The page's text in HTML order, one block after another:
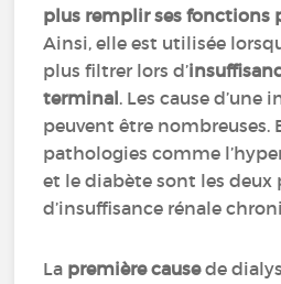
plus remplir ses fonctions
Ainsi, elle est utilisée
plus filtrer lors d’
terminal. Les cause d’une
peuvent être nombreuses.
pathologies comme
et le diabète sont les deux
d’insuffisance rénale
La première causede